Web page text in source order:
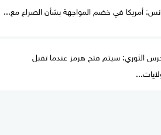
أمريكا في خضم المواجهة بشأن الصراع مع...
الثوري: سيتم فتح هرمز عندما تقبل